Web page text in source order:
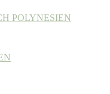
POLYNESIEN